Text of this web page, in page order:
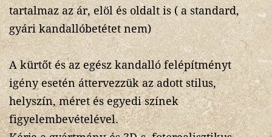
tartalmaz az ár, elöl és oldalt is ( a standard,
gyári kandallóbetétet nem)
A kürtőt és az egész kandalló felépítményt
igény esetén áttervezzük az adott stilus,
helyszín, méret és egyedi színek
figyelembevételével.